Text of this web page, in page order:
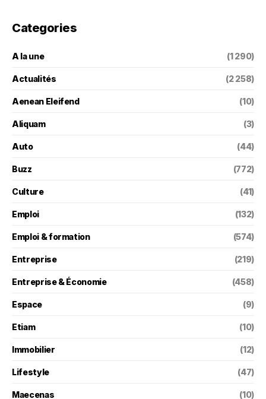
Categories
A la une (1 290)
Actualités (2 258)
Aenean Eleifend (10)
Aliquam (3)
Auto (44)
Buzz (772)
Culture (41)
Emploi (132)
Emploi & formation (574)
Entreprise (219)
Entreprise & Économie (458)
Espace (9)
Etiam (10)
Immobilier (12)
Lifestyle (47)
Maecenas (10)